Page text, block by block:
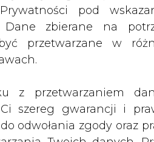
pod
Dane zbierane na
przetwarzane w
z przetwarzaniem
Ci szereg gwarancji i
odwołania zgody oraz
o wspólnych
Zakładami
na terenie i
budowę sieci
wykorzystanie